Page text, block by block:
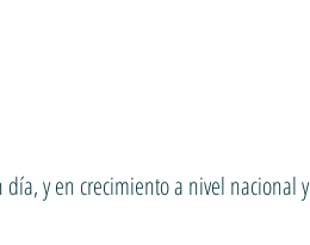
y en crecimiento a nivel nacional y